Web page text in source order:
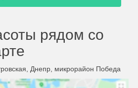
рядом со
Днепр, микрорайон Победа